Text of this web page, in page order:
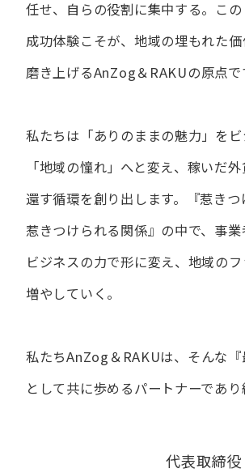
任せ、​自らの​役割に​集中する。 この​
成功体験こそが、​地域の​埋もれた​価
磨き上げる​AnZog＆RAKUの​原点で
私たちは​「ありの​ままの​魅力」を​
「地域の​憧れ」へと​変え、 稼いだ外
還す循環を​創り出します。
『惹きつ
惹きつけられる​関係』の​中で、​事
ビジネスの​力で​形に​変え、 地域の​
増やしていく。
私たちAnZog＆RAKUは、​そんな​『
と​して共に​歩める​パートナーであり
代表取締